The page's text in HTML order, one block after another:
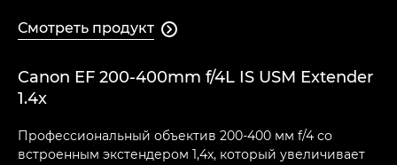
Смотреть продукт 
Canon EF 200-400mm f/4L IS USM Extender
1.4x
Профессиональный объектив 200-400 мм f/4 со
встроенным экстендером 1,4x, который увеличивает